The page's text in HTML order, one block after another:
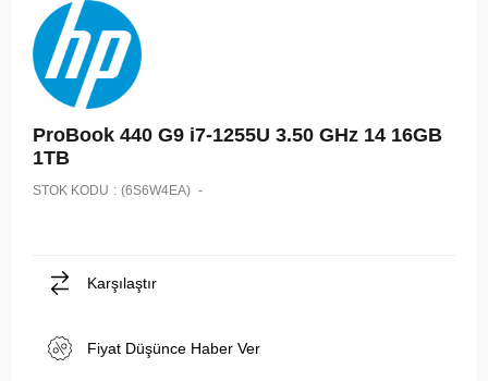
ProBook 440 G9 i7-1255U 3.50 GHz 14 16GB
1TB
STOK KODU (6S6W4EA)
Karşılaştır
Fiyat Düşünce Haber Ver